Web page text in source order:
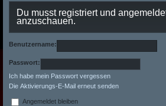
Du musst registriert und
anzuschauen.
Benutzername:
Passwort:
Ich habe mein Passwort vergessen
Die Aktivierungs-E-Mail erneut senden
Angemeldet bleiben